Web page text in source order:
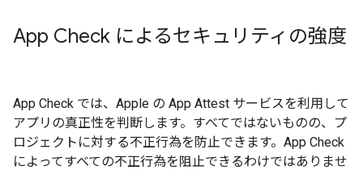
App Check によるセキュリティの強度
App Check では、Apple の App Attest サービスを利用して
アプリの真正性を判断します。すべてではないものの、プ
ロジェクトに対する不正行為を防止できます。App Check
によってすべての不正行為を阻止できるわけではありませ